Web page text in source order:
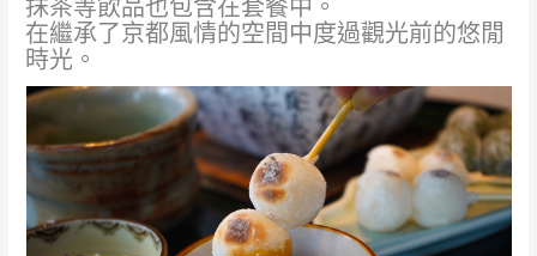
抹茶等飲品也包含在套餐中。
在繼承了京都風情的空間中度過觀光前的悠閒
時光。